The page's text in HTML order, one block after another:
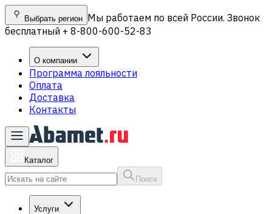
Выбрать регион Мы работаем по всей России. Звонок
бесплатный + 8-800-600-52-83
О компании
Программа лояльности
Оплата
Доставка
Контакты
Каталог
Поиск
Услуги